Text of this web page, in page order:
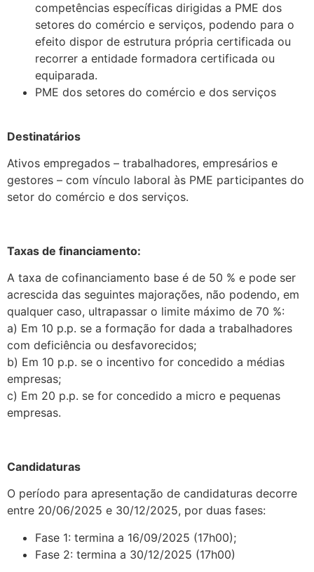
competências específicas dirigidas a PME dos
setores do comércio e serviços, podendo para o
efeito dispor de estrutura própria certificada ou
recorrer a entidade formadora certificada ou
equiparada.
PME dos setores do comércio e dos serviços
Destinatários
Ativos empregados – trabalhadores, empresários e
gestores – com vínculo laboral às PME participantes do
setor do comércio e dos serviços.
Taxas de financiamento:
A taxa de cofinanciamento base é de 50 % e pode ser
acrescida das seguintes majorações, não podendo, em
qualquer caso, ultrapassar o limite máximo de 70 %:
a) Em 10 p.p. se a formação for dada a trabalhadores
com deficiência ou desfavorecidos;
b) Em 10 p.p. se o incentivo for concedido a médias
empresas;
c) Em 20 p.p. se for concedido a micro e pequenas
empresas.
Candidaturas
O período para apresentação de candidaturas decorre
entre 20/06/2025 e 30/12/2025, por duas fases:
Fase 1: termina a 16/09/2025 (17h00);
Fase 2: termina a 30/12/2025 (17h00)